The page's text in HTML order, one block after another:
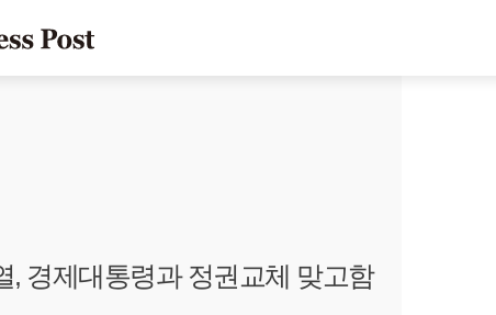
, 경제대통령과 정권교체 맞고함